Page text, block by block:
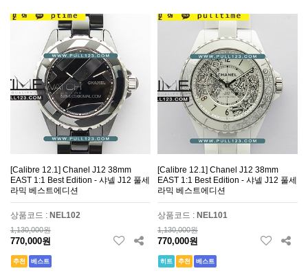
[Calibre 12.1] Chanel J12 38mm
EAST 1:1 Best Edition - 샤넬 J12 풀세
라믹 베스트에디션
상품코드 : NEL102
1,130,000원
770,000원
추천 베스트
[Calibre 12.1] Chanel J12 38mm
EAST 1:1 Best Edition - 샤넬 J12 풀세
라믹 베스트에디션
상품코드 : NEL101
1,130,000원
770,000원
히트 추천 베스트